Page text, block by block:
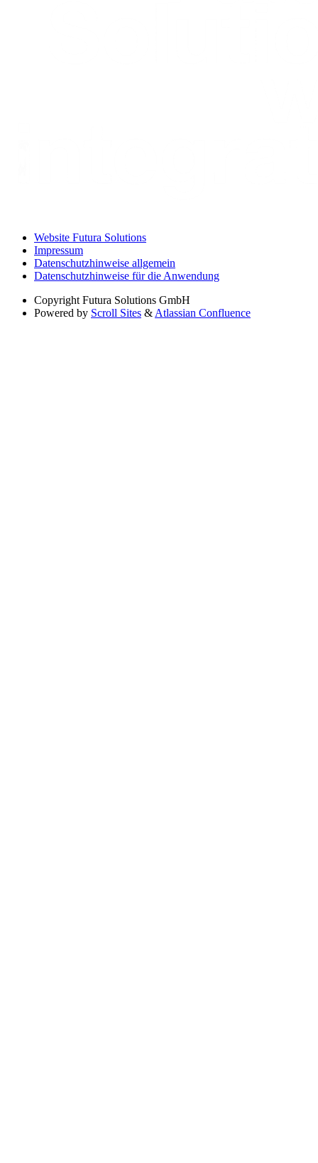
Website Futura Solutions
Impressum
Datenschutzhinweise allgemein
Datenschutzhinweise für die Anwendung
Copyright Futura Solutions GmbH
Powered by Scroll Sites & Atlassian Confluence